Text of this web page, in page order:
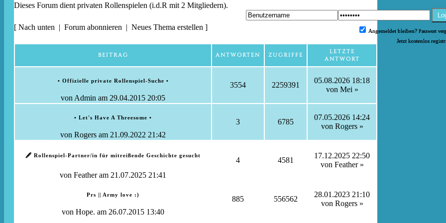
Angemeldet bleiben? Passwort
Jetzt kostenlos
Dieses Forum dient privaten Rollenspielen (i.d.R mit 2 Mitgliedern).
[ Nach unten | Forum abonnieren | Neues Thema erstellen ]
BEITRAG ANTWORTEN ZUGRIFFE
LETZTE
ANTWORT
• Offizielle private Rollenspiel-Suche •
von Admin am 29.04.2015 20:05
3554 2259391
05.08.2026 18:18
von Mei »
• Let's Have A Threesome •
von Rogers am 21.09.2022 21:42
3 6785
07.05.2026 14:24
von Rogers »
🖋️ Rollenspiel-Partner/in für mitreißende Geschichte gesucht
von Featheram 21.07.2025 21:41
4 4581
17.12.2025 22:50
von Feather »
Prs || Army love :)
von Hope. am 26.07.2015 13:40
885 556562
28.01.2023 21:10
von Rogers »